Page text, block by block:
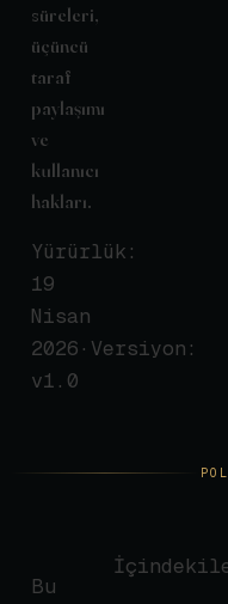
süreleri,
üçüncü
taraf
paylaşımı
ve
kullanıcı
hakları.
Yürürlük:
19
Nisan
2026 · Versiyon:
v1.0
Bu